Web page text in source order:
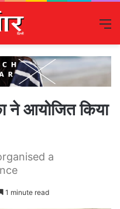
ने आयोजित किया
a
1 minute read